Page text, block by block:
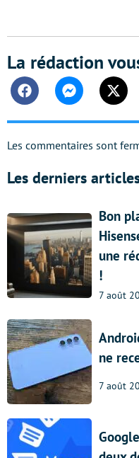
La rédaction
FacebookMessenger
Les commentaires sont
Les derniers
Bon
une
!
7 août
ne
7 août